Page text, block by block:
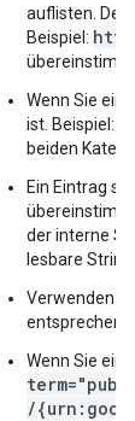
auflisten. Der
Beispiel:
Wenn Sie ein
ist. Beispiel:
beiden
Ein Eintrag
der interne
lesbare
Verwenden
entsprechen.
Wenn Sie
/